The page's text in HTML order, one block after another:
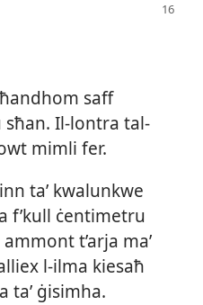
saff
Il-​lontra tal-​
mimli fer.
taʼ kwalunkwe
f’kull ċentimetru
t’arja maʼ
l-​ilma kiesaħ
taʼ ġisimha.